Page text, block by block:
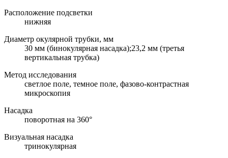
Расположение подсветки
нижняя
Диаметр окулярной трубки, мм
30 мм (бинокулярная насадка);23,2 мм (третья
вертикальная трубка)
Метод исследования
светлое поле, темное поле, фазово-контрастная
микроскопия
Насадка
поворотная на 360°
Визуальная насадка
тринокулярная